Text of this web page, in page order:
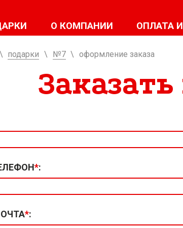
О КОМПАНИИ ОПЛАТА
\ подарки \ №7 \ оформление заказа
*:
*: